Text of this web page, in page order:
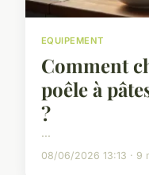
EQUIPEMENT
Comment
poêle à
?
...
08/06/2026 13:13 · 9